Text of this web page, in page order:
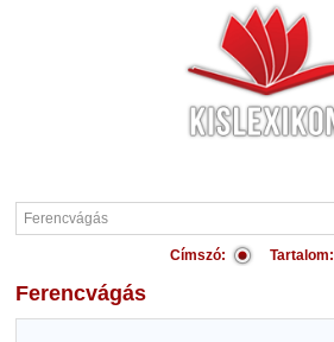
Címszó: Tartalom:
Ferencvágás